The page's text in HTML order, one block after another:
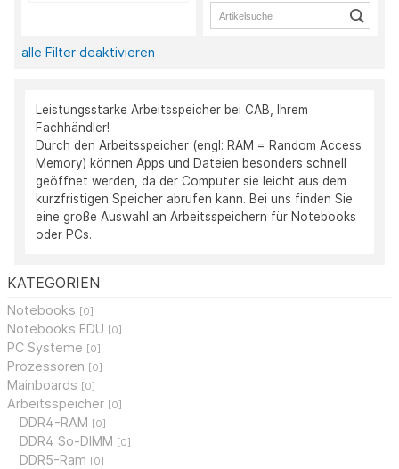
KATEGORIEN
Notebooks [0]
Notebooks EDU [0]
PC Systeme [0]
Prozessoren [0]
Mainboards [0]
Arbeitsspeicher [0]
DDR4-RAM [0]
DDR4 So-DIMM [0]
DDR5-Ram [0]
alle Filter deaktivieren
Leistungsstarke Arbeitsspeicher bei CAB, Ihrem
Fachhändler!
Durch den Arbeitsspeicher (engl: RAM = Random Access
Memory) können Apps und Dateien besonders schnell
geöffnet werden, da der Computer sie leicht aus dem
kurzfristigen Speicher abrufen kann. Bei uns finden Sie
eine große Auswahl an Arbeitsspeichern für Notebooks
oder PCs.